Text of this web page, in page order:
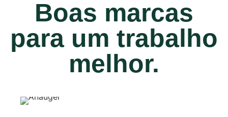
Boas marcas
para um trabalho
melhor.